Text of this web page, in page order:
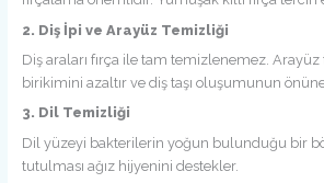
2. Diş İpi ve Arayüz Temizliği
Diş araları fırça ile tam temizlenemez.
birikimini azaltır ve diş taşı oluşumunun
3. Dil Temizliği
Dil yüzeyi bakterilerin yoğun bulunduğu bir
tutulması ağız hijyenini destekler.